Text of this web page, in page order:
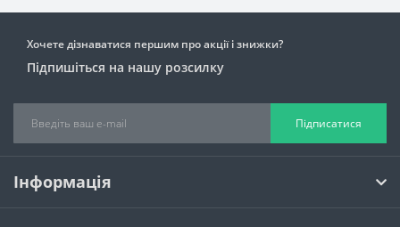
Хочете дізнаватися першим про акції і знижки?
Підпишіться на нашу розсилку
Підписатися
Інформація